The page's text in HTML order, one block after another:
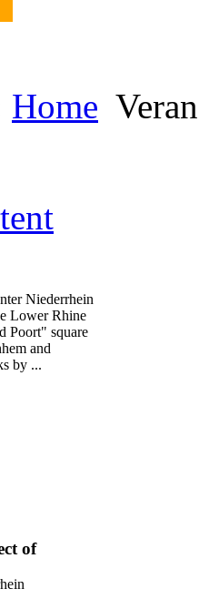
Home
Niederrhein
Lower Rhine
Poort" square
and
by ...
of